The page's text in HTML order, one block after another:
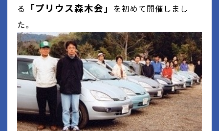
る
「プリウス森木会」 を初めて開催しまし
た。